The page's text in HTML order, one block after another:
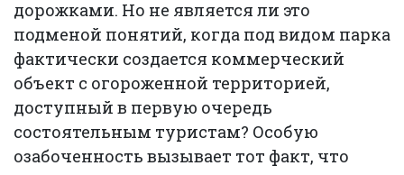
дорожками. Но не является ли это
подменой понятий, когда под видом парка
фактически создается коммерческий
объект с огороженной территорией,
доступный в первую очередь
состоятельным туристам? Особую
озабоченность вызывает тот факт, что